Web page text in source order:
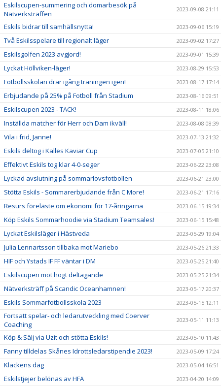
Eskilscupen-summering och domarbesök på
Nätverksträffen
2023-09-08 21:11
Eskils bidrar till samhällsnytta! 2023-09-06 15:19
Två Eskilsspelare till regionalt läger 2023-09-02 17:27
Eskilsgolfen 2023 avgjord! 2023-09-01 15:39
Lyckat Höllviken-läger! 2023-08-29 15:53
Fotbollsskolan drar igång träningen igen! 2023-08-17 17:14
Erbjudande på 25% på Fotboll från Stadium 2023-08-16 09:51
Eskilscupen 2023 - TACK! 2023-08-11 18:06
Inställda matcher för Herr och Dam ikväll! 2023-08-08 08:39
Vila i frid, Janne! 2023-07-13 21:32
Eskils deltog i Kalles Kaviar Cup 2023-07-05 21:10
Effektivt Eskils tog klar 4-0-seger 2023-06-22 23:08
Lyckad avslutning på sommarlovsfotbollen 2023-06-21 23:00
Stötta Eskils - Sommarerbjudande från C More! 2023-06-21 17:16
Resurs föreläste om ekonomi för 17-åringarna 2023-06-15 19:34
Köp Eskils Sommarhoodie via Stadium Teamsales! 2023-06-15 15:48
Lyckat Eskilsläger i Hästveda 2023-05-29 19:04
Julia Lennartsson tillbaka mot Mariebo 2023-05-26 21:33
HIF och Ystads IF FF väntar i DM 2023-05-25 21:40
Eskilscupen mot högt deltagande 2023-05-25 21:34
Nätverksträff på Scandic Oceanhamnen! 2023-05-17 20:37
Eskils Sommarfotbollsskola 2023 2023-05-15 12:11
Fortsatt spelar- och ledarutveckling med Coerver
Coaching
2023-05-11 11:13
Köp & Sälj via Uzit och stötta Eskils! 2023-05-10 11:43
Fanny tilldelas Skånes Idrottsledarstipendie 2023! 2023-05-09 17:24
Klackens dag 2023-05-04 16:51
Eskilstjejer belönas av HFA 2023-04-20 14:09